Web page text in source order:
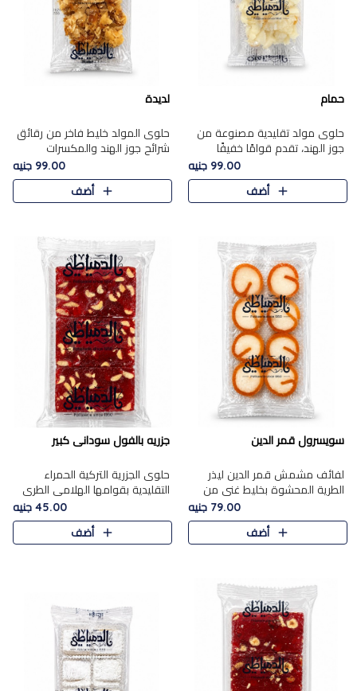
حمام
حلوى مولد تقليدية مصنوعة من
جوز الهند، تقدم قوامًا خفيفًا
ونكهة شرقية أصيلة تجسد روح
الـموسم الأعياد.
99.00 جنيه
أضف
لديدة
حلوى المولد خليط فاخر من رقائق
شرائح جوز الهند والمكسرات
المحمصة، متماسك بشراب حلاوة
الكراميل الخفيفة ليمنحك قرمشة
غنية ومذاقًا شرقيًا أصيلً..
99.00 جنيه
أضف
سويسرول قمر الدين
لفائف مشمش قمر الدين ليذر
الطرية المحشوة بخليط غني من
جوز الهند الأبيض والمكسرات
الفاخرة، يقدم المذاق الحلو
الطبيعي لقمر الدين و تجمع بين
79.00 جنيه
أضف
جزريه بالفول سودانى كبير
حلوى الجزرية التركية الحمراء
التقليدية بقوامها الهلامي الطري
ولونها الأحمر المميز، محشوة
بسخاء بالفول السوداني المحمص
لتمنحك توازنًا رائعًا ..
45.00 جنيه
أضف